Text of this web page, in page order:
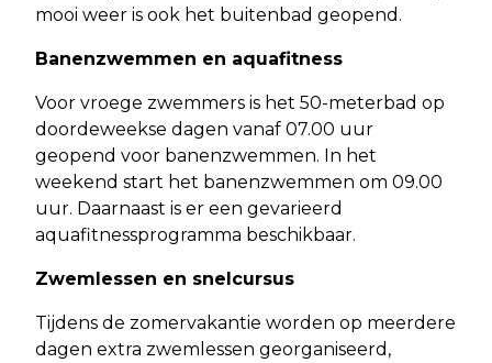
mooi weer is ook het buitenbad geopend.
Banenzwemmen en aquafitness
Voor vroege zwemmers is het 50-meterbad op
doordeweekse dagen vanaf 07.00 uur
geopend voor banenzwemmen. In het
weekend start het banenzwemmen om 09.00
uur. Daarnaast is er een gevarieerd
aquafitnessprogramma beschikbaar.
Zwemlessen en snelcursus
Tijdens de zomervakantie worden op meerdere
dagen extra zwemlessen georganiseerd,